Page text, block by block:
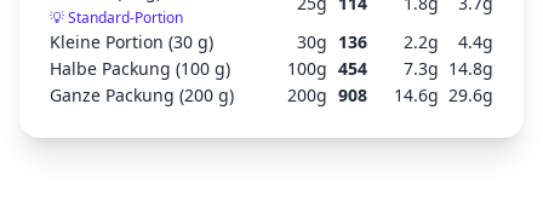
💡Standard-Portion
Kleine Portion (30 g)
30g 136 2.2g 4.4g
Halbe Packung (100 g)
100g 454 7.3g 14.8g
Ganze Packung (200 g)
200g 908 14.6g 29.6g